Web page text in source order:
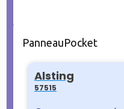
PanneauPocket